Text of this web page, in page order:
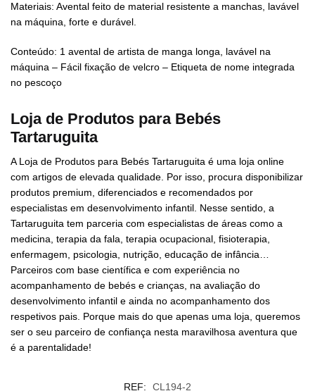
Materiais: Avental feito de material resistente a manchas, lavável
na máquina, forte e durável.
Conteúdo: 1 avental de artista de manga longa, lavável na
máquina – Fácil fixação de velcro – Etiqueta de nome integrada
no pescoço
Loja de Produtos para Bebés
Tartaruguita
A Loja de Produtos para Bebés Tartaruguita é uma loja online
com artigos de elevada qualidade. Por isso, procura disponibilizar
produtos premium, diferenciados e recomendados por
especialistas em desenvolvimento infantil. Nesse sentido, a
Tartaruguita tem parceria com especialistas de áreas como a
medicina, terapia da fala, terapia ocupacional, fisioterapia,
enfermagem, psicologia, nutrição, educação de infância…
Parceiros com base científica e com experiência no
acompanhamento de bebés e crianças, na avaliação do
desenvolvimento infantil e ainda no acompanhamento dos
respetivos pais. Porque mais do que apenas uma loja, queremos
ser o seu parceiro de confiança nesta maravilhosa aventura que
é a parentalidade!
REF: CL194-2